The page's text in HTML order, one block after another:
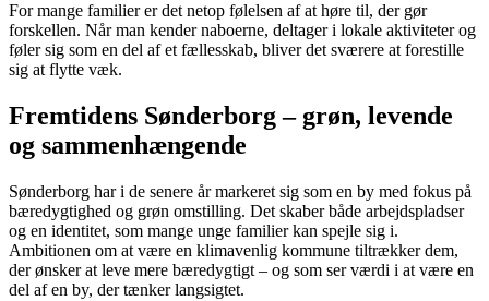
For mange familier er det netop følelsen af at høre til, der gør
forskellen. Når man kender naboerne, deltager i lokale aktiviteter og
føler sig som en del af et fællesskab, bliver det sværere at forestille
sig at flytte væk.
Fremtidens Sønderborg – grøn, levende
og sammenhængende
Sønderborg har i de senere år markeret sig som en by med fokus på
bæredygtighed og grøn omstilling. Det skaber både arbejdspladser
og en identitet, som mange unge familier kan spejle sig i.
Ambitionen om at være en klimavenlig kommune tiltrækker dem,
der ønsker at leve mere bæredygtigt – og som ser værdi i at være en
del af en by, der tænker langsigtet.